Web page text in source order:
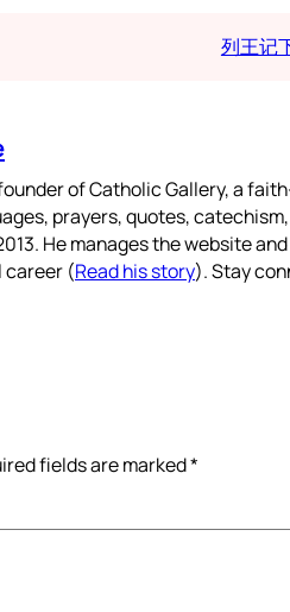
列王记
of Catholic Gallery, a
prayers, quotes,
He manages the website
career (Read his story). Stay
fields are marked*